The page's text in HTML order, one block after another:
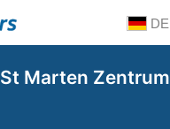
DE
St Marten Zentrum